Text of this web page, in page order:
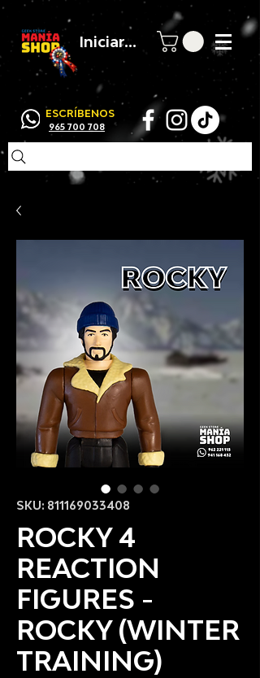
Iniciar sesión
ESCRÍBENOS
965 700 708
SKU: 811169033408
ROCKY 4
REACTION
FIGURES -
ROCKY (WINTER
TRAINING)